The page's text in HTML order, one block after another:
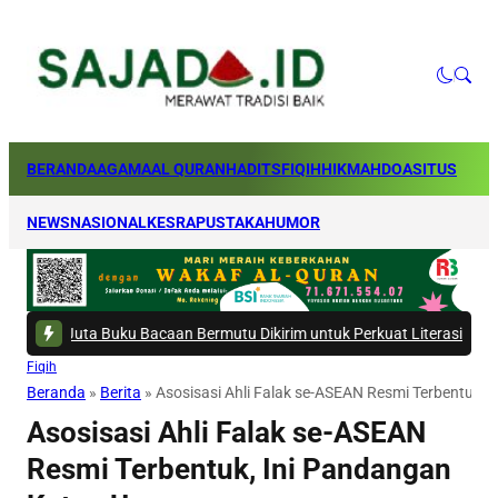
BERANDAAGAMAAL QURANHADITSFIQIHHIKMAHDOASITUS
NEWSNASIONALKESRAPUSTAKAHUMOR
Bacaan Bermutu Dikirim untuk Perkuat Literasi Anak Indonesia
Fiqih
Beranda » Berita » Asosisasi Ahli Falak se-ASEAN Resmi Terbentuk,
Asosisasi Ahli Falak se-ASEAN
Resmi Terbentuk, Ini Pandangan